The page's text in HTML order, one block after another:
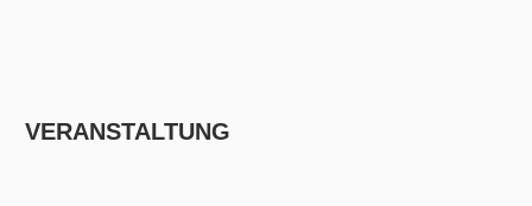
VERANSTALTUNG